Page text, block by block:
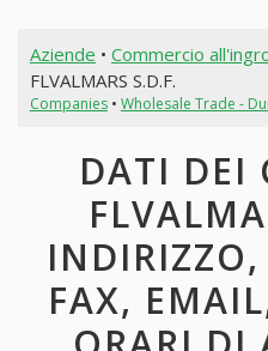
Aziende • Commercio
FLVALMARS S.D.F.
Companies• Wholesale Trade -
DATI DEI
FAX,